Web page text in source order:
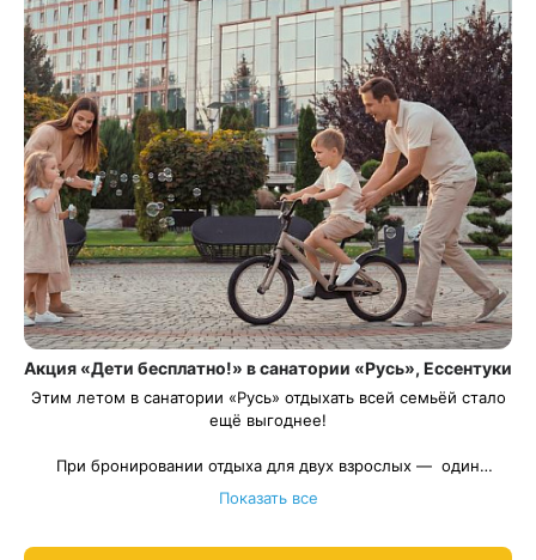
Акция «Дети бесплатно!» в санатории «Русь», Ессентуки
Этим летом в санатории «Русь» отдыхать всей семьёй стало
ещё выгоднее!
При бронировании отдыха для двух взрослых — один
бесплатно
по 30 сентября, чтобы вы могли выбрать самые удобные даты
Весь период проживания должен пройти в даты 01 июня —
30 сентября 2026.
Показать все